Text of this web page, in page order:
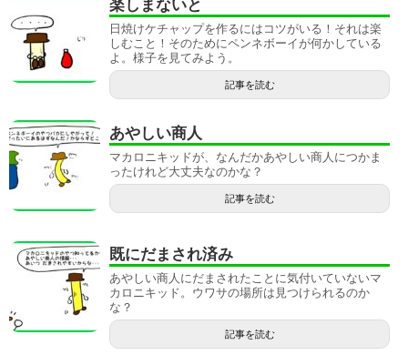
楽しまないと
日焼けケチャップを作るにはコツがいる！それは楽
しむこと！そのためにペンネボーイが何かしている
よ。様子を見てみよう。
記事を読む
あやしい商人
マカロニキッドが、なんだかあやしい商人につかま
ったけれど大丈夫なのかな？
記事を読む
既にだまされ済み
あやしい商人にだまされたことに気付いていないマ
カロニキッド。ウワサの場所は見つけられるのか
な？
記事を読む